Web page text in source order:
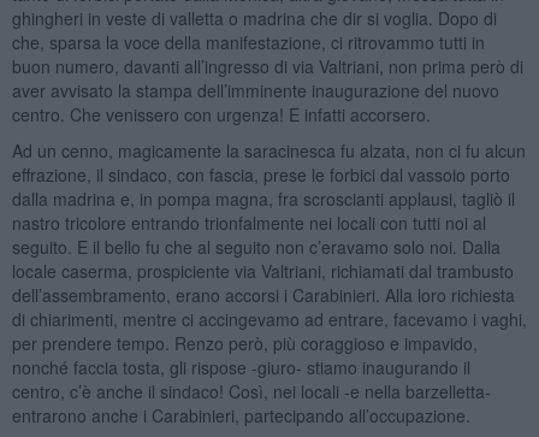
ghingheri in veste di valletta o madrina che dir si voglia. Dopo di
che, sparsa la voce della manifestazione, ci ritrovammo tutti in
buon numero, davanti all’ingresso di via Valtriani, non prima però di
aver avvisato la stampa dell’imminente inaugurazione del nuovo
centro. Che venissero con urgenza! E infatti accorsero.
Ad un cenno, magicamente la saracinesca fu alzata, non ci fu alcun
effrazione, il sindaco, con fascia, prese le forbici dal vassoio porto
dalla madrina e, in pompa magna, fra scroscianti applausi, tagliò il
nastro tricolore entrando trionfalmente nei locali con tutti noi al
seguito. E il bello fu che al seguito non c’eravamo solo noi. Dalla
locale caserma, prospiciente via Valtriani, richiamati dal trambusto
dell’assembramento, erano accorsi i Carabinieri. Alla loro richiesta
di chiarimenti, mentre ci accingevamo ad entrare, facevamo i vaghi,
per prendere tempo. Renzo però, più coraggioso e impavido,
nonché faccia tosta, gli rispose -giuro- stiamo inaugurando il
centro, c’è anche il sindaco! Così, nei locali -e nella barzelletta-
entrarono anche i Carabinieri, partecipando all’occupazione.